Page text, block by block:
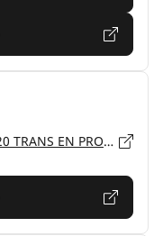
RN 555 Route de Draguignan, 83720 TRANS EN PROVENCE